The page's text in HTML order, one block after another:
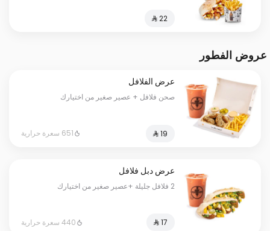
⁨⁦‪‬ 22⁩
عروض الفطور
عرض الفلافل
صحن فلافل + عصير صغير من اختيارك
651 سعرة حرارية
عرض دبل فلافل
2 فلافل جليلة +عصير صغير من اختيارك
440 سعرة حرارية